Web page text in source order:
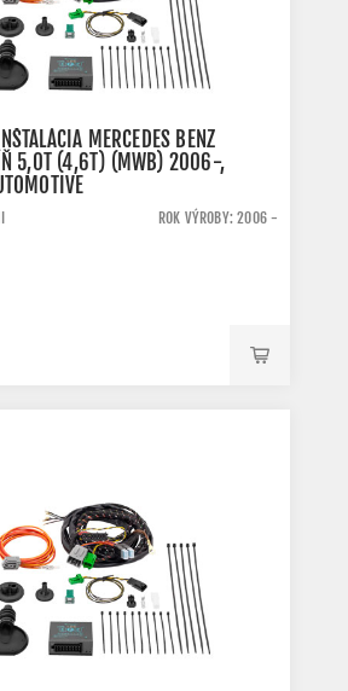
MERCEDES BENZ
5,0T (4,6T) (MWB) 2006-,
ROK VÝROBY: 2006 -